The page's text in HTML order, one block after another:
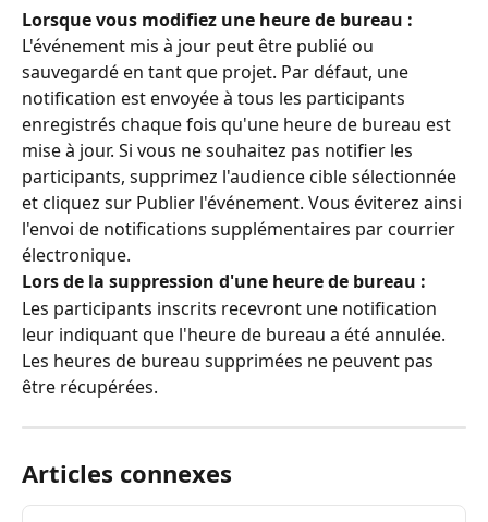
Lorsque vous modifiez une heure de bureau :
L'événement mis à jour peut être publié ou
sauvegardé en tant que projet. Par défaut, une
notification est envoyée à tous les participants
enregistrés chaque fois qu'une heure de bureau est
mise à jour. Si vous ne souhaitez pas notifier les
participants, supprimez l'audience cible sélectionnée
et cliquez sur Publier l'événement. Vous éviterez ainsi
l'envoi de notifications supplémentaires par courrier
électronique.
Lors de la suppression d'une heure de bureau :
Les participants inscrits recevront une notification
leur indiquant que l'heure de bureau a été annulée.
Les heures de bureau supprimées ne peuvent pas
être récupérées.
Articles connexes